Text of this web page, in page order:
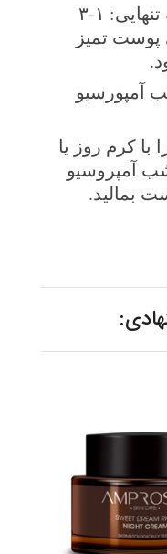
برای استفاده بوستر به تنهایی: ۱-۳
پوست تمیز
آمپورسیو
را با کرم روز یا
آمپروسیو
بمالید.